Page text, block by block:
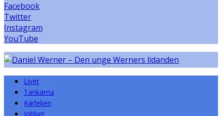
Facebook
Twitter
Instagram
YouTube
Livet
Tankarna
Kärleken
Jobbet